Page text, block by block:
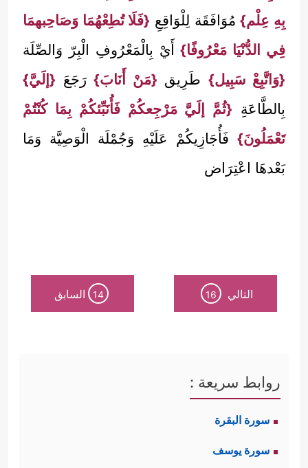
بِهِ عِلْم}مُوَافَقَة لِلْوَاقِعِ {فَلَا تُطِعْهُمَا وَصَاحِبهمَا
فِي الدُّنْيَا مَعْرُوفًا}أَيْ بِالْمَعْرُوفِ الْبِرّ وَالصِّلَة
{وَاتَّبِعْ سَبِيل} طَرِيق {مَنْ أَنَابَ} رَجَعَ {إلَيَّ}
بِالطَّاعَةِ {ثُمَّ إلَيَّ مَرْجِعكُمْ فَأُنَبِّئكُمْ بِمَا كُنْتُمْ
تَعْمَلُونَ} فَأُجَازِيكُمْ عَلَيْهِ وَجُمْلَة الْوَصِيَّة وَمَا
بَعْدهَا اعْتِرَاض
التالي 16
14 السابق
روابط سريعة :
سورة البقرة
سورة يوسف